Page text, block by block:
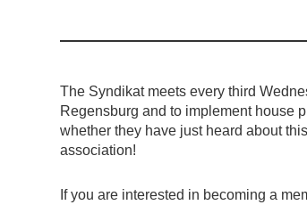
The Syndikat meets every third
Regensburg and to implement house
whether they have just heard about
association!
If you are interested in becoming a